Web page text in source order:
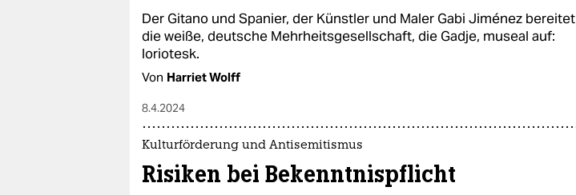
Der Gitano und Spanier, der Künstler und Maler Gabi Jiménez bereitet
die weiße, deutsche Mehrheitsgesellschaft, die Gadje, museal auf:
loriotesk.
Von Harriet Wolff
8.4.2024
Kulturförderung und Antisemitismus
Risiken bei Bekenntnispflicht